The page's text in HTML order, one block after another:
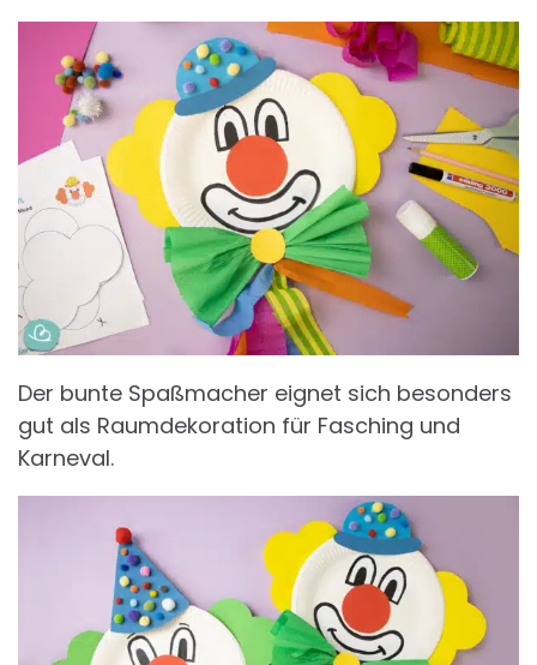
Der bunte Spaßmacher eignet sich besonders
gut als Raumdekoration für Fasching und
Karneval.